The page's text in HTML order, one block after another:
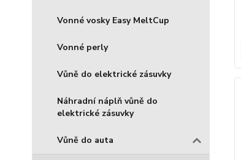
Vonné vosky Easy MeltCup
Vonné perly
Vůně do elektrické zásuvky
Náhradní náplň vůně do
elektrické zásuvky
Vůně do auta